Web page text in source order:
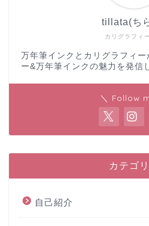
カリグラフィ
tillata(ち
万年筆インクとカリグラフィー
ー&万年筆インクの魅力を発信
＼ Follow
カテゴ
自己紹介